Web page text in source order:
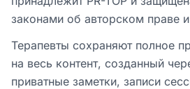
законами об авторском праве
Терапевты сохраняют полное
на весь контент, созданный
приватные заметки, записи